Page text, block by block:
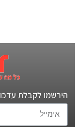
הירשמו לקבלת עדכונים